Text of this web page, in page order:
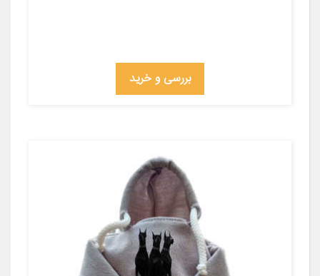
بررسی و خرید